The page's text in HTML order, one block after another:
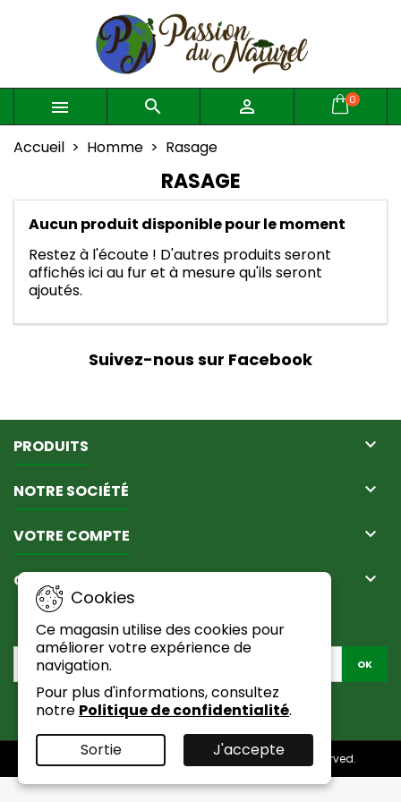
   0
Accueil Homme Rasage
RASAGE
Aucun produit disponible pour le moment
Restez à l'écoute ! D'autres produits seront
affichés ici au fur et à mesure qu'ils seront
ajoutés.
Suivez-nous sur Facebook
PRODUITS 
NOTRE SOCIÉTÉ 
VOTRE COMPTE 
CONTACT 
Mes listes d'envies
Créer une nouvelle liste
((modalTitle))
((confirmMessage))
Créer une liste d'envies
Nom de la liste d'envies
Annuler Créer une liste d'envies
Connexion
Vous devez être connecté pour ajouter des produits
à votre liste d'envies.
Annuler
Cookies
Ce magasin utilise des cookies pour
améliorer votre expérience de
navigation.
Pour plus d'informations, consultez
notre Politique de confidentialité.
Sortie
J'accepte
LETTRE D'INFORMATIONS
Facebook
© Copyright 2026 Passion Du Naturel. All Rights Reserved.